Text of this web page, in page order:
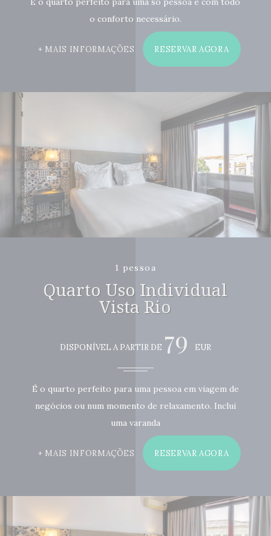
o conforto necessário.
MAIS INFORMAÇÕES RESERVAR AGORA
1 pessoa
Quarto Uso Individual
Vista Rio
DISPONÍVEL A PARTIR DE 79 EUR
É o quarto perfeito para uma pessoa em viagem de
negócios ou num momento de relaxamento. Inclui
uma varanda
MAIS INFORMAÇÕES RESERVAR AGORA